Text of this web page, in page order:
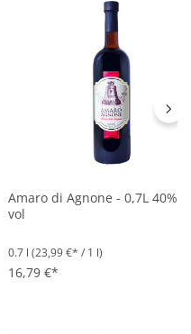
Amaro di Agnone - 0,7L 40%
vol
0.7 l (23,99 €* / 1 l)
16,79 €*